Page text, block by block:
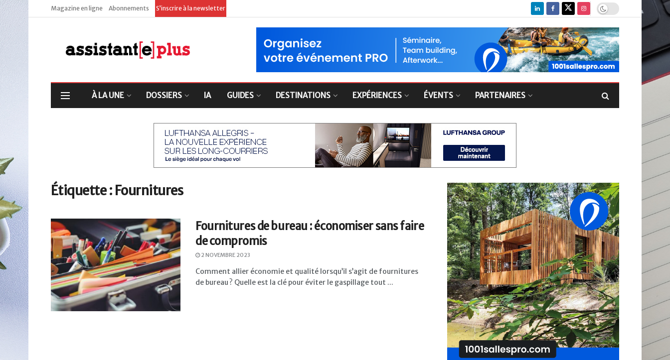
Magazine en ligne Abonnements S’inscrire à la newsletter
À LA UNE DOSSIERS IA GUIDES DESTINATIONS EXPÉRIENCES ÉVENTS PARTENAIRES
Étiquette : Fournitures
Fournitures de bureau : économiser sans faire
de compromis
2 NOVEMBRE 2023
Comment allier économie et qualité lorsqu’il s’agit de fournitures
de bureau ? Quelle est la clé pour éviter le gaspillage tout ...